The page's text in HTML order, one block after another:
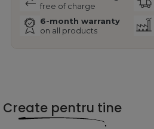
free of charge
6-month warranty
on all products
Create pentru tine